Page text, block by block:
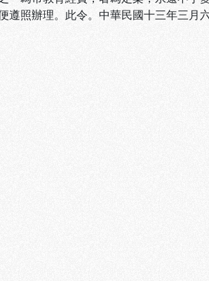
照辦理。此令。中華民國十三年三月六